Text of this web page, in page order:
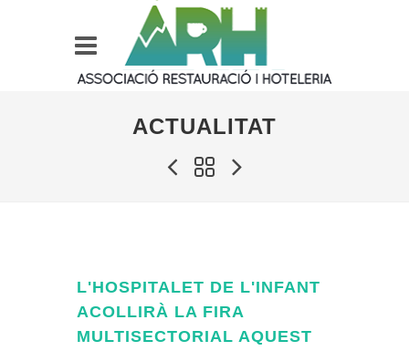
ACTUALITAT
L'HOSPITALET DE L'INFANT
ACOLLIRÀ LA FIRA
MULTISECTORIAL AQUEST